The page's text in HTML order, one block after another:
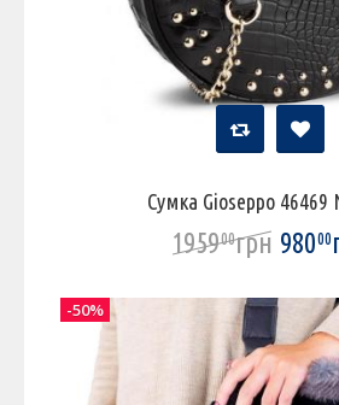
Сумка Gioseppo 46469
195900грн 98000
-50%